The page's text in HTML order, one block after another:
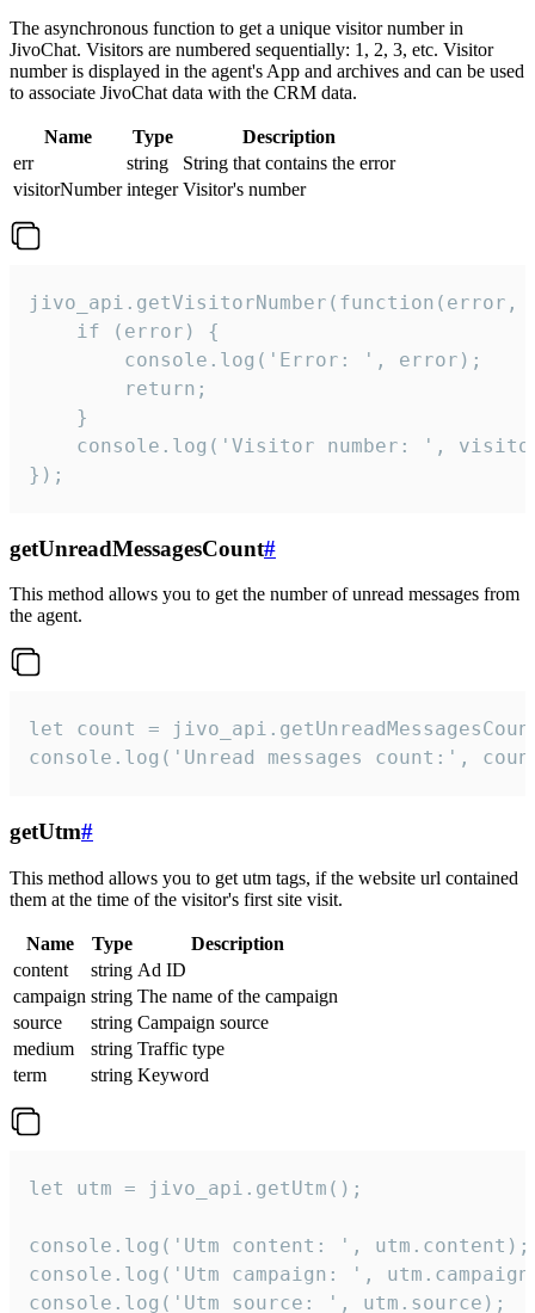
The asynchronous function to get a unique visitor number in
JivoChat. Visitors are numbered sequentially: 1, 2, 3, etc. Visitor
number is displayed in the agent's App and archives and can be used
to associate JivoChat data with the CRM data.
Name Type
Description
err
string
String that contains the error
visitorNumber integer Visitor's number
jivo_api.getVisitorNumber(function(error,
    if (error) {
        console.log('Error: ', error);
        return;
    }
console.log('Visitor number: ',
});
getUnreadMessagesCount#
This method allows you to get the number of unread messages from
the agent.
let count =
console.log('Unread messages count:',
getUtm#
This method allows you to get utm tags, if the website url contained
them at the time of the visitor's first site visit.
Name Type
Description
content
string Ad ID
campaign string The name of the campaign
source
string Campaign source
medium
string Traffic type
term
string Keyword
let utm = jivo_api.getUtm();
console.log('Utm content: ', utm.content);
console.log('Utm campaign: ',
console.log('Utm source: ', utm.source);